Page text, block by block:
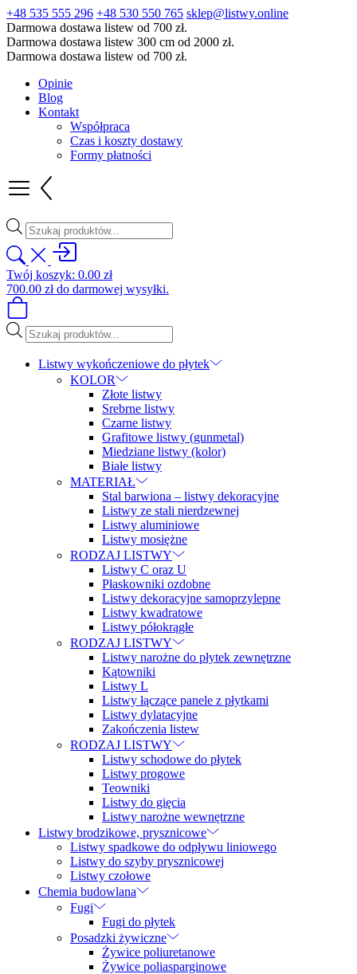
+48 535 555 296 +48 530 550 765 sklep@listwy.online
Darmowa dostawa listew od 700 zł.
Darmowa dostawa listew 300 cm od 2000 zł.
Darmowa dostawa listew od 700 zł.
Opinie
Blog
Kontakt
Współpraca
Czas i koszty dostawy
Formy płatności
Wyszukiwarka
produktów
Twój koszyk: 0.00 zł
700.00 złdo darmowej wysyłki.
Wyszukiwarka
produktów
Listwy wykończeniowe do płytek
KOLOR
Złote listwy
Srebrne listwy
Czarne listwy
Grafitowe listwy (gunmetal)
Miedziane listwy (kolor)
Białe listwy
MATERIAŁ
Stal barwiona – listwy dekoracyjne
Listwy ze stali nierdzewnej
Listwy aluminiowe
Listwy mosiężne
RODZAJ LISTWY
Listwy C oraz U
Płaskowniki ozdobne
Listwy dekoracyjne samoprzylepne
Listwy kwadratowe
Listwy półokrągłe
RODZAJ LISTWY
Listwy narożne do płytek zewnętrzne
Kątowniki
Listwy L
Listwy łączące panele z płytkami
Listwy dylatacyjne
Zakończenia listew
RODZAJ LISTWY
Listwy schodowe do płytek
Listwy progowe
Teowniki
Listwy do gięcia
Listwy narożne wewnętrzne
Listwy brodzikowe, prysznicowe
Listwy spadkowe do odpływu liniowego
Listwy do szyby prysznicowej
Listwy czołowe
Chemia budowlana
Fugi
Fugi do płytek
Posadzki żywiczne
Żywice poliuretanowe
Żywice poliasparginowe